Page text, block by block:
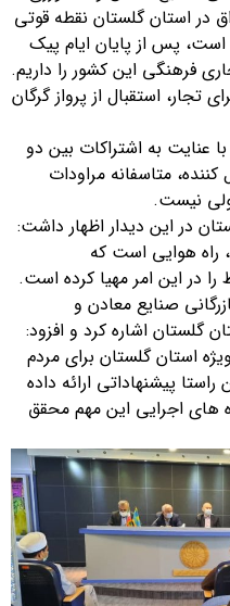
داشت: حضور 7 هزار قزاق در استان گلستان نقطه قوتی
است، پس از پایان ایام پیک
فرهنگی این کشور را داریم.
تجار، استقبال از پرواز گرگان
عنایت به اشتراکات بین دو
متاسفانه مراودات
نیست.
در این دیدار اظهار داشت:
راه هوایی است که
را در این امر مهیا کرده است.
صنایع معادن و
گلستان اشاره کرد و افزود:
استان گلستان برای مردم
پیشنهاداتی ارائه داده
های اجرایی این مهم محقق